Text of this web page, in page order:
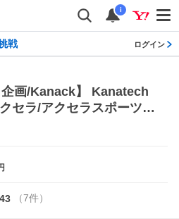
i
戦 ログイン
企画/Kanack】 Kanatech
セラ/アクセラスポーツ用
（7件）